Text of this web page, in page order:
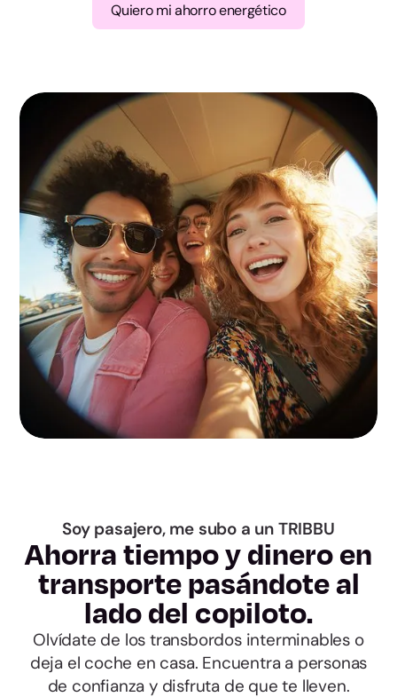
Valladolid
Zamora
Albacete
Ciudad Real
Cuenca
Guadalajara
Toledo
Barcelona
Girona
Tarragona
Alicante
Castellón
Quiero mi ahorro energético
Soy pasajero, me subo a un TRIBBU
Ahorra tiempo y dinero en
transporte pasándote al
lado del copiloto.
Olvídate de los transbordos interminables o
deja el coche en casa. Encuentra a personas
de confianza y disfruta de que te lleven.